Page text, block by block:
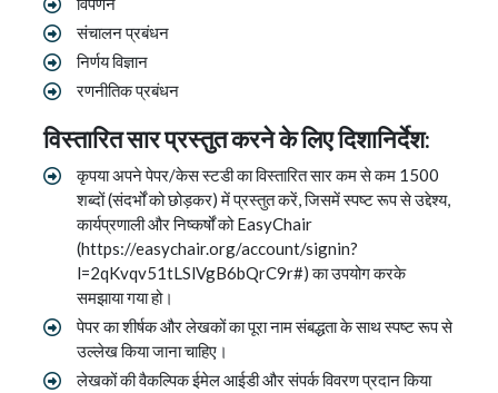
संचालन प्रबंधन
निर्णय विज्ञान
रणनीतिक प्रबंधन
विस्तारित सार प्रस्तुत करने के लिए दिशानिर्देश:
कृपया अपने पेपर/केस स्टडी का विस्तारित सार कम से कम 1500
शब्दों (संदर्भों को छोड़कर) में प्रस्तुत करें, जिसमें स्पष्ट रूप से उद्देश्य,
कार्यप्रणाली और निष्कर्षों को EasyChair
(https://easychair.org/account/signin?
l=2qKvqv51tLSlVgB6bQrC9r#) का उपयोग करके
समझाया गया हो।
पेपर का शीर्षक और लेखकों का पूरा नाम संबद्धता के साथ स्पष्ट रूप से
उल्लेख किया जाना चाहिए।
लेखकों की वैकल्पिक ईमेल आईडी और संपर्क विवरण प्रदान किया